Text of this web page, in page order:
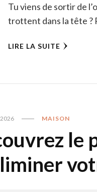
Tu viens de sortir de
trottent dans la tête ?
LIRE LA SUITE
2026 MAISON
le